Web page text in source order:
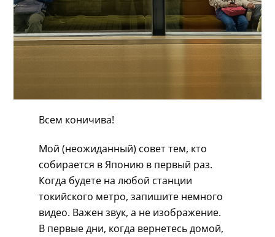
Всем коничива!
Мой (неожиданный) совет тем, кто
собирается в Японию в первый раз.
Когда будете на любой станции
токийского метро, запишите немного
видео. Важен звук, а не изображение.
В первые дни, когда вернетесь домой,